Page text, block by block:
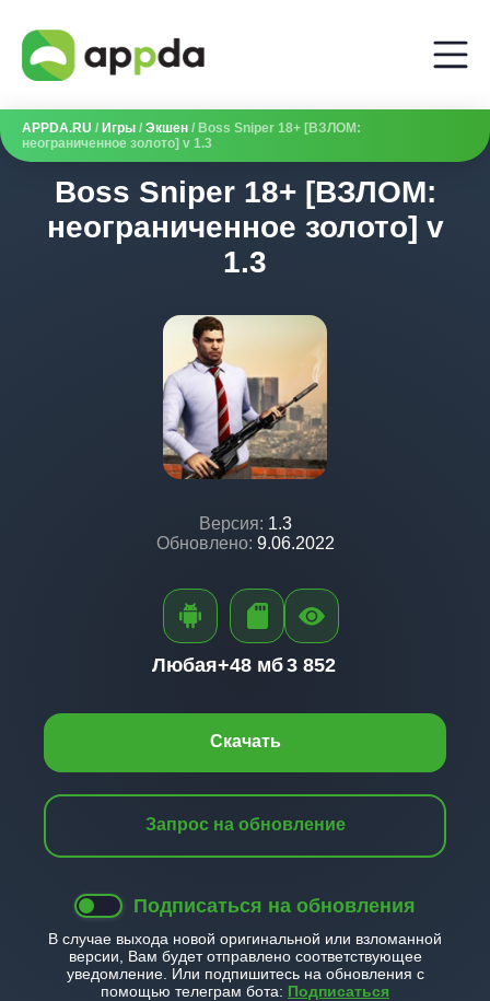
APPDA.RU / Игры / Экшен / Boss Sniper 18+ [ВЗЛОМ:
неограниченное золото] v 1.3
Boss Sniper 18+ [ВЗЛОМ:
неограниченное золото] v
1.3
Версия: 1.3
Обновлено: 9.06.2022
Скачать
Запрос на обновление
Подписаться на обновления
В случае выхода новой оригинальной или взломанной
версии, Вам будет отправлено соответствующее
уведомление. Или подпишитесь на обновления с
помощью телеграм бота: Подписаться
Любая+48 мб3 852